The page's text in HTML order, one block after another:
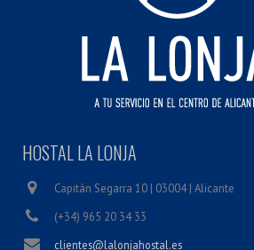
HOSTAL LA LONJA
Capitán Segarra 10 | 03004 | Alicante
(+34) 965 20 34 33
clientes@lalonjahostal.es